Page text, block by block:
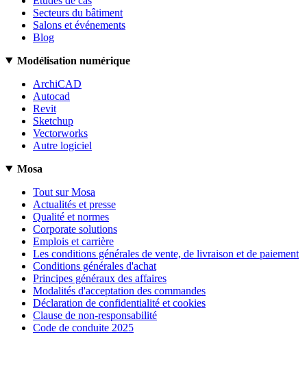
Secteurs du bâtiment
Salons et événements
Blog
Modélisation numérique
ArchiCAD
Autocad
Revit
Sketchup
Vectorworks
Autre logiciel
Mosa
Tout sur Mosa
Actualités et presse
Qualité et normes
Corporate solutions
Emplois et carrière
Les conditions générales de vente, de livraison et de paiement
Conditions générales d'achat
Principes généraux des affaires
Modalités d'acceptation des commandes
Déclaration de confidentialité et cookies
Clause de non-responsabilité
Code de conduite 2025